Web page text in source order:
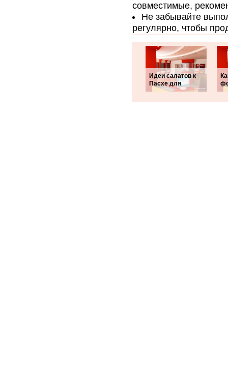
совместимые,
Не забывайте
регулярно, чтобы
Идеи салатов к
Пасхе для